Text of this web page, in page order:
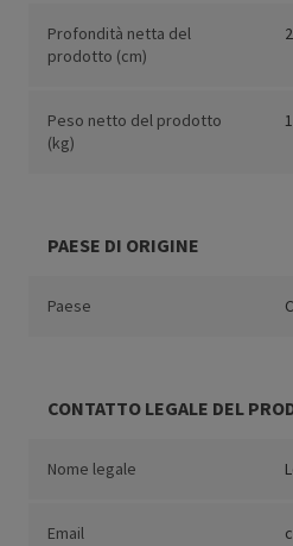
Profondità netta del
prodotto (cm)
Peso netto del prodotto
(kg)
PAESE DI ORIGINE
Paese
CONTATTO LEGALE DEL
Nome legale
Email